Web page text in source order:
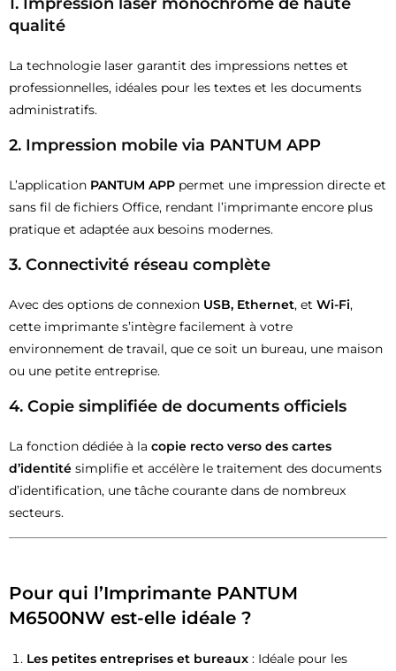
qualité
La technologie laser garantit des impressions nettes et
professionnelles, idéales pour les textes et les documents
administratifs.
2. Impression mobile via PANTUM APP
L’application PANTUM APP permet une impression directe et
sans fil de fichiers Office, rendant l’imprimante encore plus
pratique et adaptée aux besoins modernes.
3. Connectivité réseau complète
Avec des options de connexion USB, Ethernet, et Wi-Fi,
cette imprimante s’intègre facilement à votre
environnement de travail, que ce soit un bureau, une maison
ou une petite entreprise.
4. Copie simplifiée de documents officiels
La fonction dédiée à la copie recto verso des cartes
d’identité simplifie et accélère le traitement des documents
d’identification, une tâche courante dans de nombreux
secteurs.
Pour qui l’Imprimante PANTUM
M6500NW est-elle idéale ?
Les petites entreprises et bureaux : Idéale pour les